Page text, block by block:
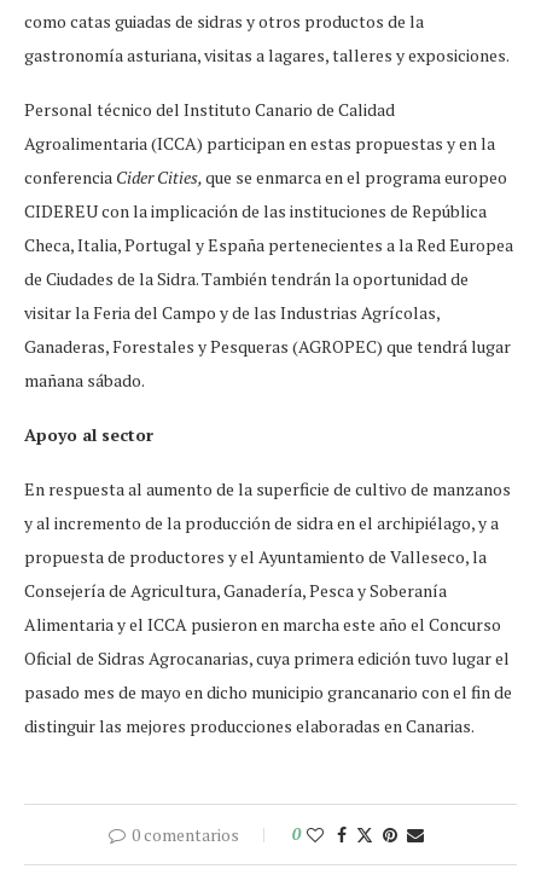
como catas guiadas de sidras y otros productos de la
gastronomía asturiana, visitas a lagares, talleres y exposiciones.
Personal técnico del Instituto Canario de Calidad
Agroalimentaria (ICCA) participan en estas propuestas y en la
conferencia Cider Cities,que se enmarca en el programa europeo
CIDEREU con la implicación de las instituciones de República
Checa, Italia, Portugal y España pertenecientes a la Red Europea
de Ciudades de la Sidra. También tendrán la oportunidad de
visitar la Feria del Campo y de las Industrias Agrícolas,
Ganaderas, Forestales y Pesqueras (AGROPEC) que tendrá lugar
mañana sábado.
Apoyo al sector
En respuesta al aumento de la superficie de cultivo de manzanos
y al incremento de la producción de sidra en el archipiélago, y a
propuesta de productores y el Ayuntamiento de Valleseco, la
Consejería de Agricultura, Ganadería, Pesca y Soberanía
Alimentaria y el ICCA pusieron en marcha este año el Concurso
Oficial de Sidras Agrocanarias, cuya primera edición tuvo lugar el
pasado mes de mayo en dicho municipio grancanario con el fin de
distinguir las mejores producciones elaboradas en Canarias.
0 comentarios 0